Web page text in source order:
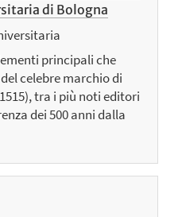
di Bologna
principali che
celebre marchio di
tra i più noti editori
dei 500 anni dalla